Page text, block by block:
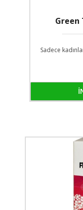
Green
Sadece